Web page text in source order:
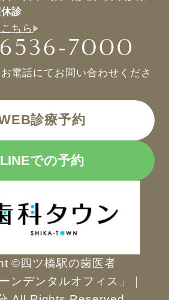
診
ちら
電話にてお問い合わせくださ
診療予約
LINEでの予約
©四ツ橋駅の歯医者
ンデンタルオフィス」｜